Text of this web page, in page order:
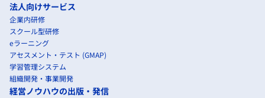
法人向けサービス
企業内研修
スクール型研修
eラーニング
アセスメント・テスト (GMAP)
学習管理システム
組織開発・事業開発
経営ノウハウの出版・発信